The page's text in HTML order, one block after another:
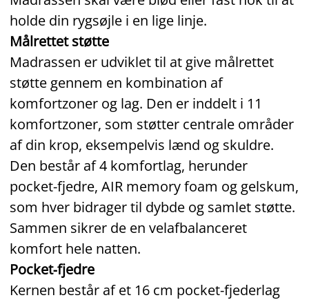
holde din rygsøjle i en lige linje.
Målrettet støtte
Madrassen er udviklet til at give målrettet
støtte gennem en kombination af
komfortzoner og lag. Den er inddelt i 11
komfortzoner, som støtter centrale områder
af din krop, eksempelvis lænd og skuldre.
Den består af 4 komfortlag, herunder
pocket‑fjedre, AIR memory foam og gelskum,
som hver bidrager til dybde og samlet støtte.
Sammen sikrer de en velafbalanceret
komfort hele natten.
Pocket‑fjedre
Kernen består af et 16 cm pocket‑fjederlag